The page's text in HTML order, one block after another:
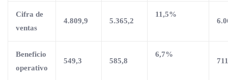
Cifra de
ventas
4.809,9 5.365,2
11,5%
Beneficio
operativo
549,3 585,8
6,7%